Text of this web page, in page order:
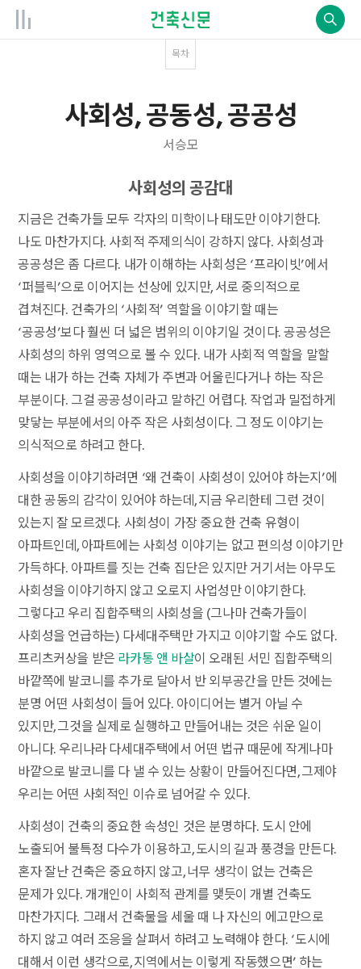
목차
사회성, 공동성, 공공성
서승모
사회성의 공감대
지금은 건축가들 모두 각자의 미학이나 태도만 이야기한다.
나도 마찬가지다. 사회적 주제의식이 강하지 않다. 사회성과
공공성은 좀 다르다. 내가 이해하는 사회성은 ‘프라이빗’에서
‘퍼블릭’으로 이어지는 선상에 있지만, 서로 중의적으로
겹쳐진다. 건축가의 ‘사회적’ 역할을 이야기할 때는
‘공공성’보다 훨씬 더 넓은 범위의 이야기일 것이다. 공공성은
사회성의 하위 영역으로 볼 수 있다. 내가 사회적 역할을 말할
때는 내가 하는 건축 자체가 주변과 어울린다거나 하는 작은
부분이다. 그걸 공공성이라고 말하긴 어렵다. 작업과 밀접하게
맞닿는 부분에서의 아주 작은 사회성이다. 그 정도 이야기는
의식적으로 하려고 한다.
사회성을 이야기하려면 ‘왜 건축이 사회성이 있어야 하는지’에
대한 공동의 감각이 있어야 하는데, 지금 우리한테 그런 것이
있는지 잘 모르겠다. 사회성이 가장 중요한 건축 유형이
아파트인데, 아파트에는 사회성 이야기는 없고 편의성 이야기만
가득하다. 아파트를 짓는 건축 집단은 있지만 거기서는 아무도
사회성을 이야기하지 않고 오로지 사업성만 이야기한다.
그렇다고 우리 집합주택의 사회성을 (그나마 건축가들이
사회성을 언급하는) 다세대주택만 가지고 이야기할 수도 없다.
프리츠커상을 받은 라카통 앤 바살이 오래된 서민 집합주택의
바깥쪽에 발코니를 추가로 달아서 반 외부공간을 만든 것에는
분명 어떤 사회성이 들어 있다. 아이디어는 별거 아닐 수
있지만, 그것을 실제로 실행하고 만들어내는 것은 쉬운 일이
아니다. 우리나라 다세대주택에서 어떤 법규 때문에 작게나마
바깥으로 발코니를 다 낼 수 있는 상황이 만들어진다면, 그제야
우리는 어떤 사회적인 이슈로 넘어갈 수 있다.
사회성이 건축의 중요한 속성인 것은 분명하다. 도시 안에
노출되어 불특정 다수가 이용하고, 도시의 길과 풍경을 만든다.
혼자 잘난 건축은 중요하지 않고, 너무 생각이 없는 건축은
문제가 있다. 개개인이 사회적 관계를 맺듯이 개별 건축도
마찬가지다. 그래서 건축물을 세울 때 나 자신의 에고만으로
하지 않고 여러 조응을 살펴서 하려고 노력해야 한다. ‘도시에
대해서 이런 생각으로, 지역에서는 이렇게 작동했으면’ 하는